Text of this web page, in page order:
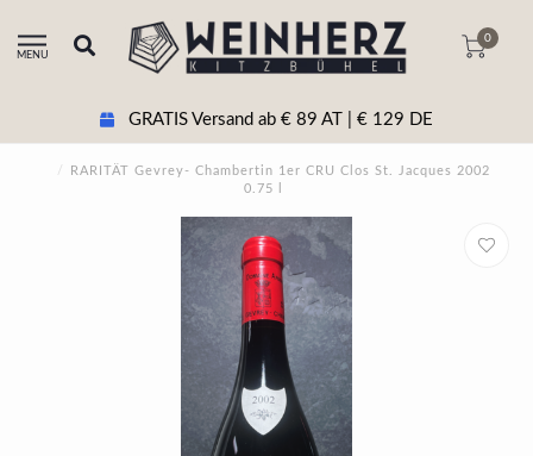
MENU
0
+43 5356 20511 Beratung &
/
RARITÄT Gevrey- Chambertin 1er CRU Clos St. Jacques 2002
0.75 l